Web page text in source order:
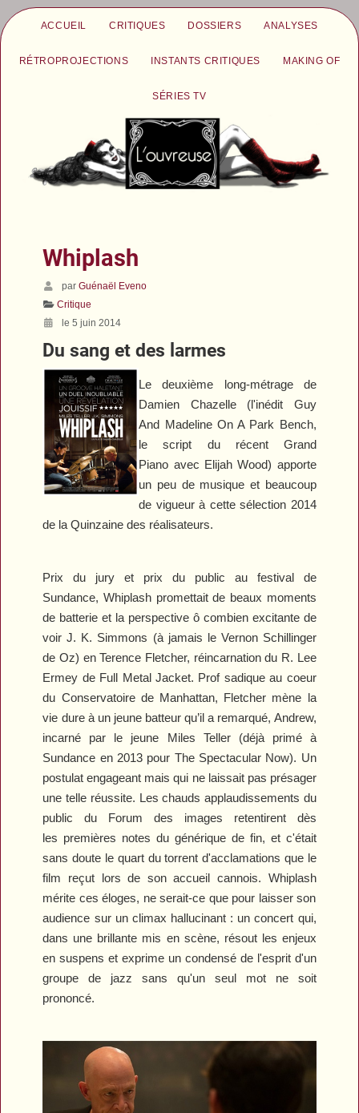
ACCUEIL CRITIQUES DOSSIERS ANALYSES
RÉTROPROJECTIONS INSTANTS CRITIQUES MAKING OF
SÉRIES TV
Whiplash
parGuénaël Eveno
Critique
le 5 juin 2014
Du sang et des larmes
Le deuxième long-métrage de
Damien Chazelle(l'inédit Guy
And Madeline On A Park Bench,
le script du récent Grand
Piano avec Elijah Wood) apporte
un peu de musique et beaucoup
de vigueur à cette sélection 2014
de la Quinzaine des réalisateurs.
Prix du jury et prix du public au festival de
Sundance,Whiplash promettait de beaux moments
de batterie et la perspective ô combien excitante de
voir J. K. Simmons (à jamais le Vernon Schillinger
deOz) en Terence Fletcher, réincarnation du R. Lee
Ermey de Full Metal Jacket. Prof sadique au coeur
du Conservatoire de Manhattan, Fletcher mène la
vie dure à un jeune batteur qu’il a remarqué, Andrew,
incarné par le jeune Miles Teller (déjà primé à
Sundance en 2013 pour The Spectacular Now). Un
postulat engageant mais qui ne laissait pas présager
une telle réussite. Les chauds applaudissements du
public du Forum des images retentirent dès
les premières notes du générique de fin, et c'était
sans doute le quart du torrent d'acclamations que le
film reçut lors de son accueil cannois. Whiplash
mérite ces éloges, ne serait-ce que pour laisser son
audience sur un climax hallucinant : un concert qui,
dans une brillante mis en scène, résout les enjeux
en suspens et exprime un condensé de l'esprit d'un
groupe de jazz sans qu'un seul mot ne soit
prononcé.